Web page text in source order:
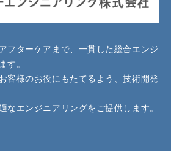
フターケアまで、一貫した総合エンジ
す。
客様のお役にもたてるよう、技術開発
なエンジニアリングをご提供します。